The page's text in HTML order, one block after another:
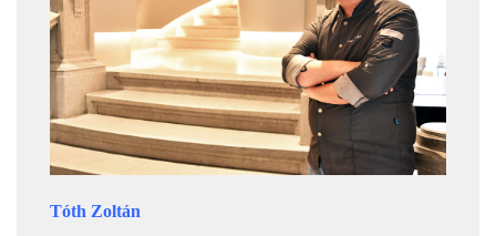
Tóth Zoltán